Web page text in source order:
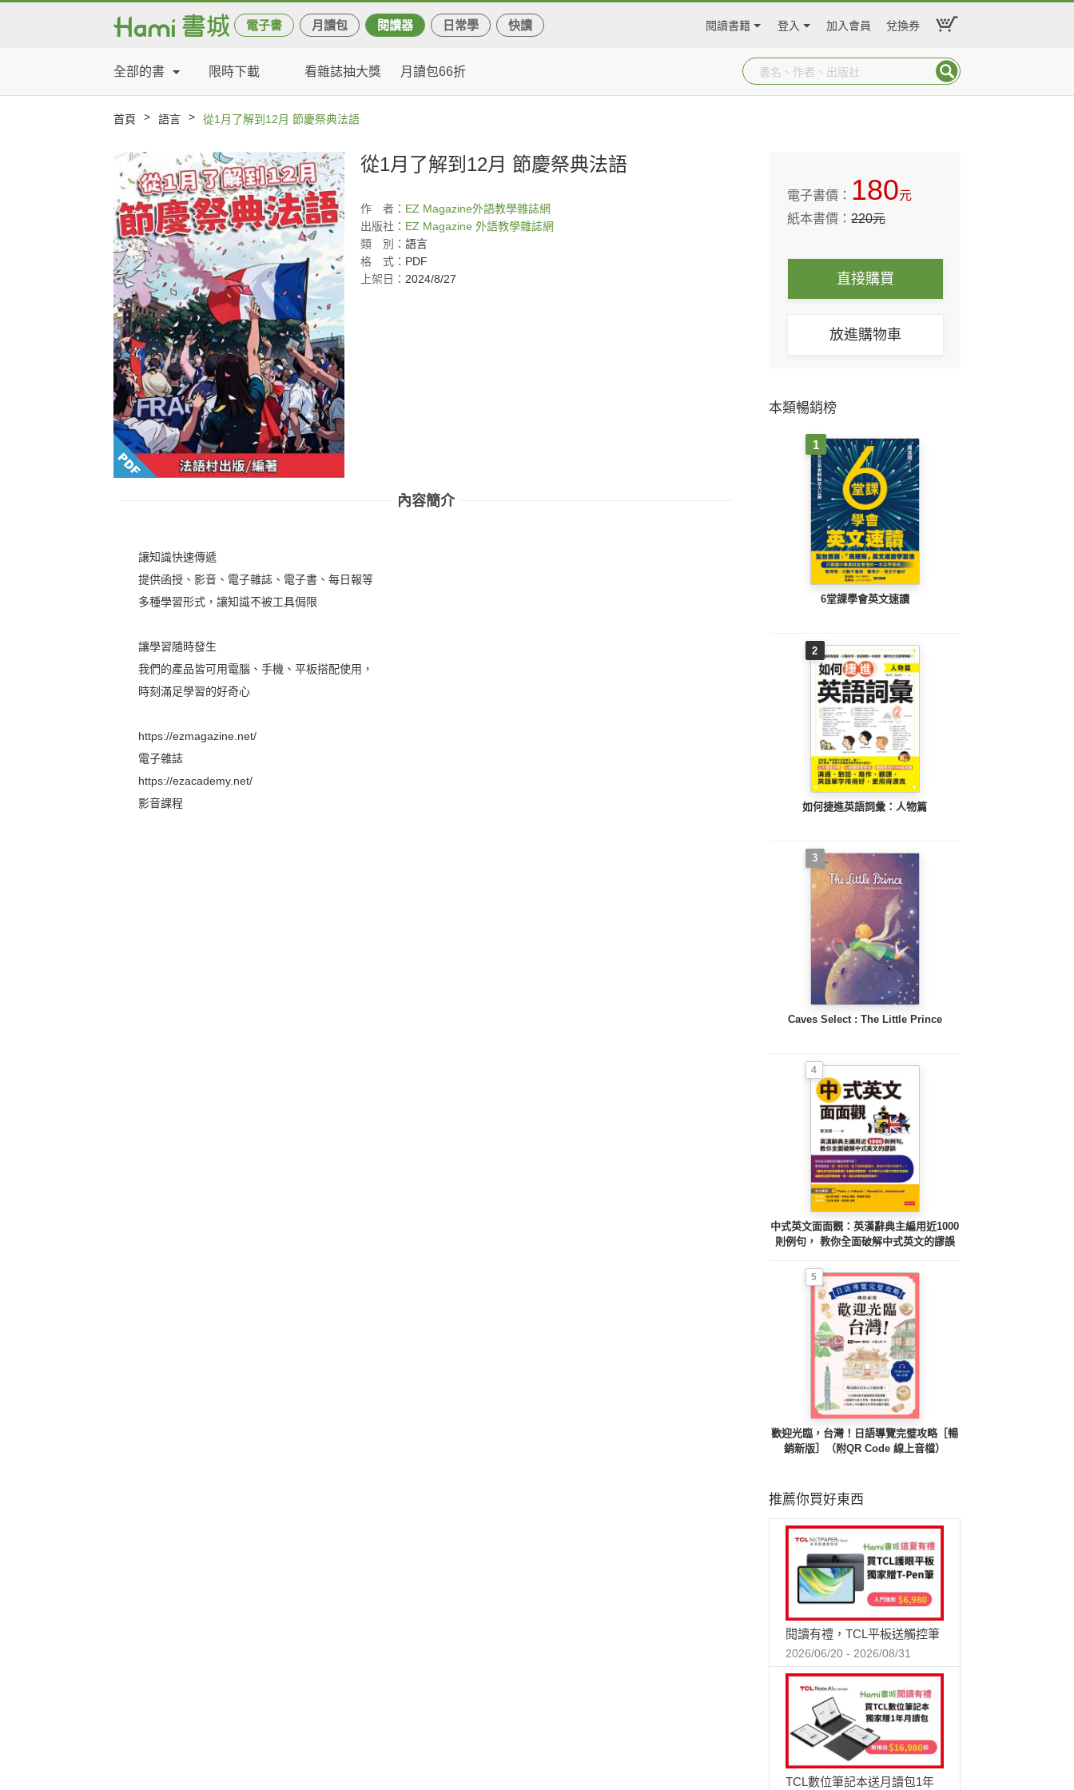
電子書 月讀包 閱讀器 日常學 快讀 閱讀書籍 登入 加入會員 兌換券
全部的書 限時下載 看雜誌抽大獎 月讀包66折
首頁 > 語言 > 從1月了解到12月 節慶祭典法語
從1月了解到12月 節慶祭典法語
作 者： EZ Magazine外語教學雜誌網
出版社： EZ Magazine 外語教學雜誌網
類
別： 語言
格
式： PDF
上架日： 2024/8/27
內容簡介
讓知識快速傳遞
提供函授、影音、電子雜誌、電子書、每日報等
多種學習形式，讓知識不被工具侷限
讓學習隨時發生
我們的產品皆可用電腦、手機、平板搭配使用，
時刻滿足學習的好奇心
https://ezmagazine.net/
電子雜誌
https://ezacademy.net/
影音課程
電子書價： 180元
紙本書價：220元
直接購買
放進購物車
本類暢銷榜
1
6堂課學會英文速讀
2
如何捷進英語詞彙：人物篇
3
Caves Select : The Little Prince
4
中式英文面面觀：英漢辭典主編用近1000
則例句， 教你全面破解中式英文的謬誤
5
歡迎光臨，台灣！日語導覽完璧攻略［暢
銷新版］（附QR Code 線上音檔）
推薦你買好東西
閱讀有禮，TCL平板送觸控筆
2026/06/20 - 2026/08/31
TCL數位筆記本送月讀包1年